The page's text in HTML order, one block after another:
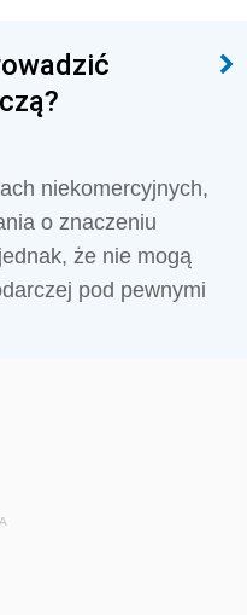
niekomercyjnych,
o znaczeniu
że nie mogą
pod pewnymi